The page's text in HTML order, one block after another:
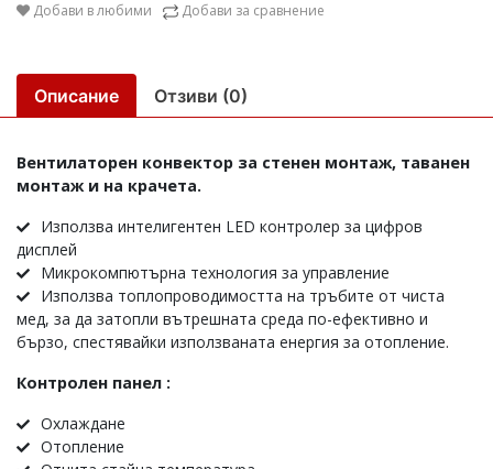
Добави в любими Добави за сравнение
Описание Отзиви (0)
Вентилаторен конвектор за стенен монтаж, таванен
монтаж и на крачета.
Използва интелигентен LED контролер за цифров
дисплей
Микрокомпютърна технология за управление
Използва топлопроводимостта на тръбите от чиста
мед, за да затопли вътрешната среда по-ефективно и
бързо, спестявайки използваната енергия за отопление.
Контролен панел :
Охлаждане
Отопление